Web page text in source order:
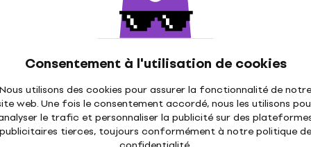
Consentement à l'utilisation de cookies
Nous utilisons des cookies pour assurer la fonctionnalité de notre
web. Une fois le consentement accordé, nous les utilisons
le trafic et personnaliser la publicité sur des
publicitaires tierces, toujours conformément à notre politique de